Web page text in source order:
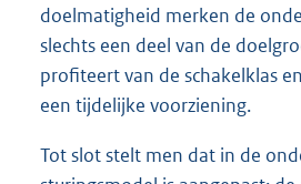
doelmatigheid merken de
slechts een deel van de
profiteert van de schakelklas
een tijdelijke voorziening.
Tot slot stelt men dat in de